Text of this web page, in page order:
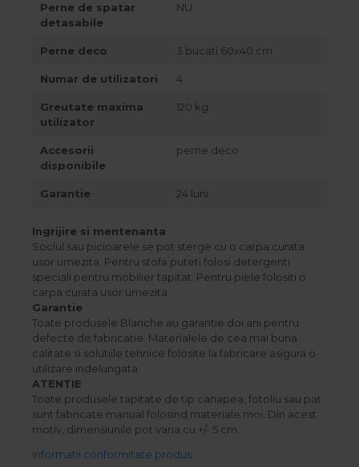
Perne de spatar
detasabile
NU
Perne deco 3 bucati 60x40 cm
Numar de utilizatori 4
Greutate maxima
utilizator
120 kg
Accesorii
disponibile
perne deco
Garantie 24 luni
Ingrijire si mentenanta
Soclul sau picioarele se pot sterge cu o carpa curata
usor umezita. Pentru stofa puteti folosi detergenti
speciali pentru mobilier tapitat. Pentru piele folositi o
carpa curata usor umezita.
Garantie
Toate produsele Blanche au garantie doi ani pentru
defecte de fabricatie. Materialele de cea mai buna
calitate si solutiile tehnice folosite la fabricare asigura o
utilizare indelungata.
ATENTIE
Toate produsele tapitate de tip canapea, fotoliu sau pat
sunt fabricate manual folosind materiale moi. Din acest
motiv, dimensiunile pot varia cu +/- 5 cm.
Informatii conformitate produs